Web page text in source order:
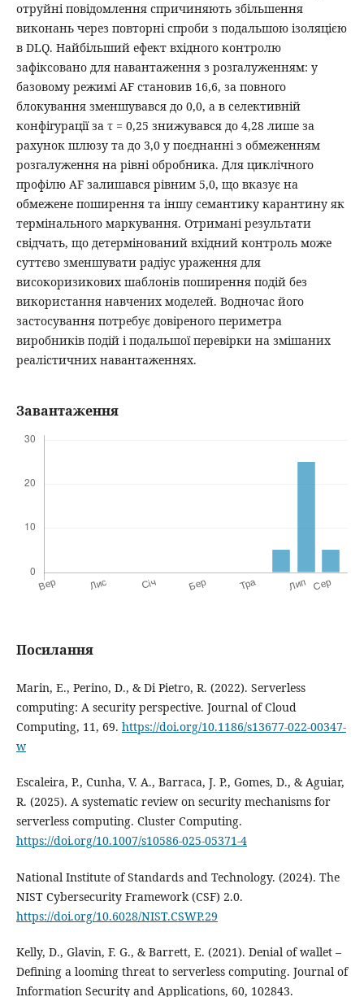
отруйні повідомлення спричиняють збільшення
виконань через повторні спроби з подальшою ізоляцією
в DLQ. Найбільший ефект вхідного контролю
зафіксовано для навантаження з розгалуженням: у
базовому режимі AF становив 16,6, за повного
блокування зменшувався до 0,0, а в селективній
конфігурації за τ = 0,25 знижувався до 4,28 лише за
рахунок шлюзу та до 3,0 у поєднанні з обмеженням
розгалуження на рівні обробника. Для циклічного
профілю AF залишався рівним 5,0, що вказує на
обмежене поширення та іншу семантику карантину як
термінального маркування. Отримані результати
свідчать, що детермінований вхідний контроль може
суттєво зменшувати радіус ураження для
високоризикових шаблонів поширення подій без
використання навчених моделей. Водночас його
застосування потребує довіреного периметра
виробників подій і подальшої перевірки на змішаних
реалістичних навантаженнях.
Завантаження
Посилання
Marin, E., Perino, D., & Di Pietro, R. (2022). Serverless
computing: A security perspective. Journal of Cloud
Computing, 11, 69. https://doi.org/10.1186/s13677-022-00347-
w
Escaleira, P., Cunha, V. A., Barraca, J. P., Gomes, D., & Aguiar,
R. (2025). A systematic review on security mechanisms for
serverless computing. Cluster Computing.
https://doi.org/10.1007/s10586-025-05371-4
National Institute of Standards and Technology. (2024). The
NIST Cybersecurity Framework (CSF) 2.0.
https://doi.org/10.6028/NIST.CSWP.29
Kelly, D., Glavin, F. G., & Barrett, E. (2021). Denial of wallet –
Defining a looming threat to serverless computing. Journal of
Information Security and Applications, 60, 102843.